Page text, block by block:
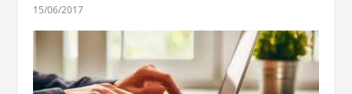
15/06/2017